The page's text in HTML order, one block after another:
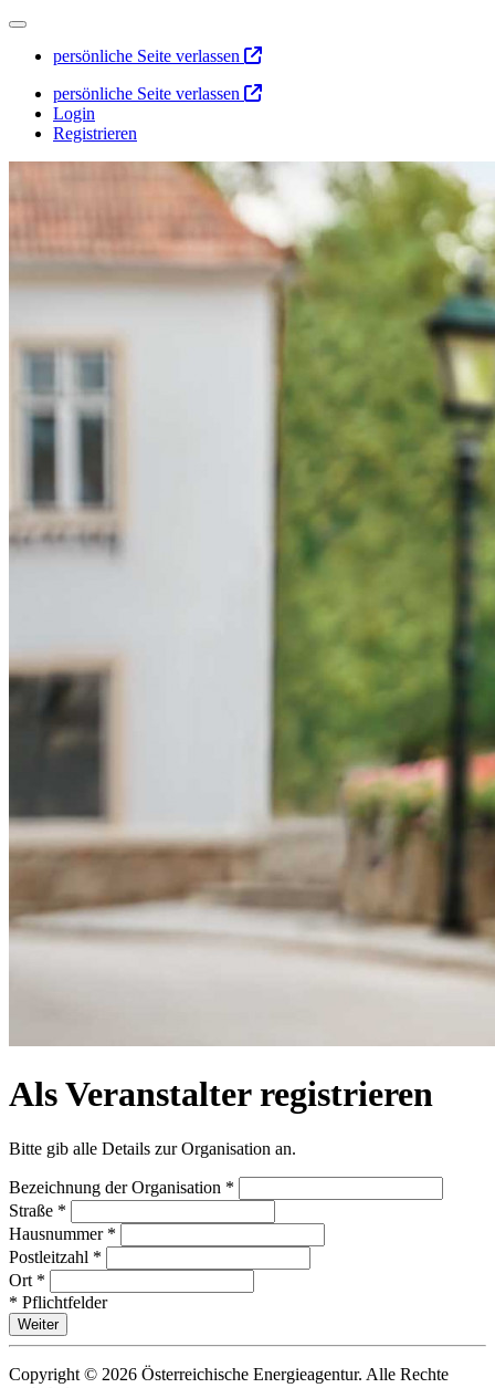
persönliche Seite verlassen
persönliche Seite verlassen
Login
Registrieren
Als Veranstalter registrieren
Bitte gib alle Details zur Organisation an.
Bezeichnung der Organisation *
Straße *
Hausnummer *
Postleitzahl *
Ort *
* Pflichtfelder
Weiter
Copyright © 2026 Österreichische Energieagentur. Alle Rechte